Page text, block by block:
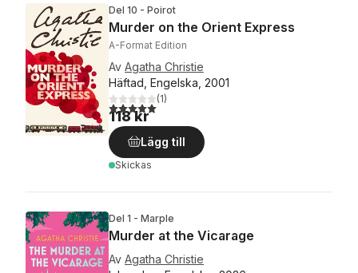
Del 10 - Poirot
Murder on the Orient Express
A-Format Edition
Av Agatha Christie
Häftad, Engelska, 2001
5,0utav 5 stjärnor. Totalt antal röster:
(1)
118 kr
Lägg till
Skickas
Del 1 - Marple
Murder at the Vicarage
Av Agatha Christie